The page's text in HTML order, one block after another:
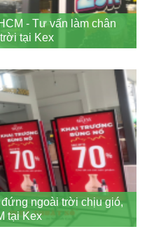
- Tư vấn làm chân
tại Kex
ngoài trời chịu gió,
tại Kex